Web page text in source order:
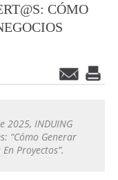
CÓMO
2025, INDUING
“Cómo Generar
Proyectos”.